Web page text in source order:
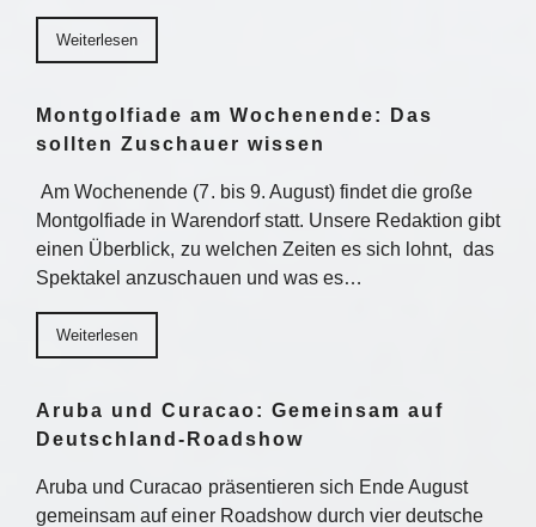
Weiterlesen
Montgolfiade am Wochenende: Das
sollten Zuschauer wissen
Am Wochenende (7. bis 9. August) findet die große
Montgolfiade in Warendorf statt. Unsere Redaktion gibt
einen Überblick, zu welchen Zeiten es sich lohnt, das
Spektakel anzuschauen und was es…
Weiterlesen
Aruba und Curacao: Gemeinsam auf
Deutschland-Roadshow
Aruba und Curacao präsentieren sich Ende August
gemeinsam auf einer Roadshow durch vier deutsche